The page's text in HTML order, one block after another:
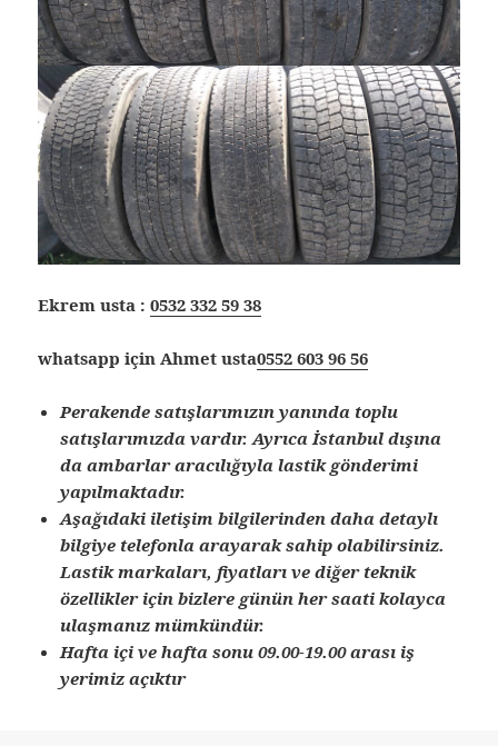
Ekrem usta :0532 332 59 38
whatsapp için Ahmet usta0552 603 96 56
Perakende satışlarımızın yanında toplu
satışlarımızda vardır. Ayrıca İstanbul dışına
da ambarlar aracılığıyla lastik gönderimi
yapılmaktadır.
Aşağıdaki iletişim bilgilerinden daha detaylı
bilgiye telefonla arayarak sahip olabilirsiniz.
Lastik markaları, fiyatları ve diğer teknik
özellikler için bizlere günün her saati kolayca
ulaşmanız mümkündür.
Hafta içi ve hafta sonu 09.00-19.00 arası iş
yerimiz açıktır